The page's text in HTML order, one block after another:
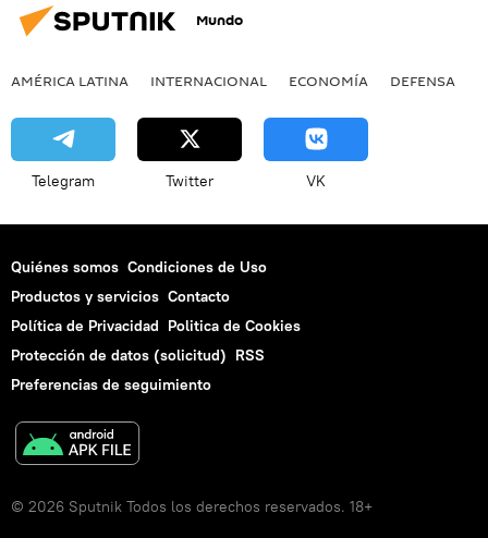
Mundo
AMÉRICA LATINA INTERNACIONAL ECONOMÍA DEFENSA
Telegram Twitter VK
Quiénes somos Condiciones de Uso
Productos y servicios Contacto
Política de Privacidad Politica de Cookies
Protección de datos (solicitud) RSS
Preferencias de seguimiento
© 2026 Sputnik Todos los derechos reservados. 18+